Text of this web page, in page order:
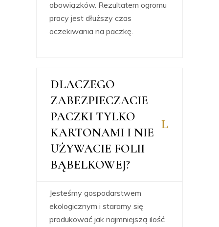
obowiązków. Rezultatem ogromu
pracy jest dłuższy czas
oczekiwania na paczkę.
DLACZEGO
ZABEZPIECZACIE
PACZKI TYLKO
KARTONAMI I NIE
UŻYWACIE FOLII
BĄBELKOWEJ?
Jesteśmy gospodarstwem
ekologicznym i staramy się
produkować jak najmniejszą ilość